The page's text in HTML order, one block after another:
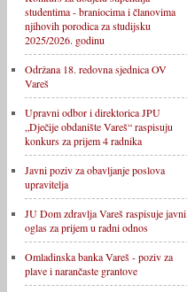
studentima - braniocima i članovima
njihovih porodica za studijsku
2025/2026. godinu
Održana 18. redovna sjednica OV
Vareš
Upravni odbor i direktorica JPU
„Dječije obdanište Vareš“ raspisuju
konkurs za prijem 4 radnika
Javni poziv za obavljanje poslova
upravitelja
JU Dom zdravlja Vareš raspisuje javni
oglas za prijem u radni odnos
Omladinska banka Vareš - poziv za
plave i narančaste grantove